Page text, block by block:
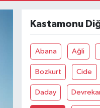
Kastamonu
Abana Ağli
Bozkurt Cide
Daday